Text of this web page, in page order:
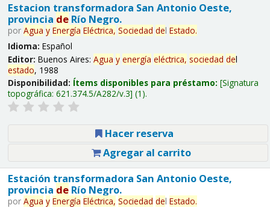
Estacion transformadora San Antonio Oeste,
provincia deRío Negro.
por Agua y Energía Eléctrica, Sociedad del Estado.
Idioma: Español
Editor: Buenos Aires: Agua y energía eléctrica, sociedad del
estado, 1988
Disponibilidad: Ítems disponibles para préstamo: Signatura
topográfica: 621.374.5/A282/v.3 (1).
Hacer reserva
Agregar al carrito
Estación transformadora San Antonio Oeste,
provincia deRío Negro.
por Agua y Energía Eléctrica, Sociedad del Estado.